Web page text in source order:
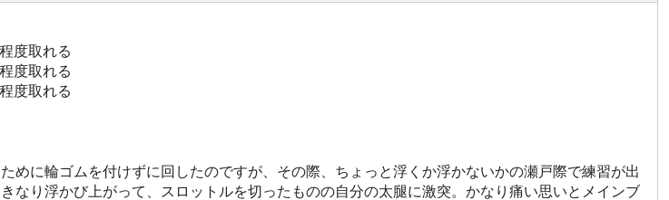
度取れる
度取れる
度取れる
めに輪ゴムを付けずに回したのですが、その際、ちょっと浮くか浮かないかの瀬戸際で練習が出
なり浮かび上がって、スロットルを切ったものの自分の太腿に激突。かなり痛い思いとメインブ